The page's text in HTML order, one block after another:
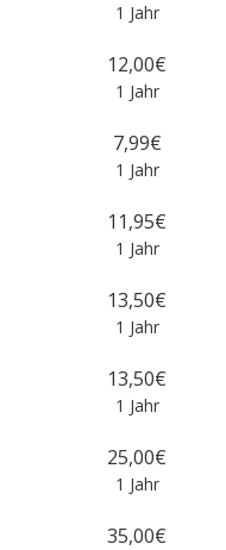
1 Jahr
12,00€
1 Jahr
7,99€
1 Jahr
11,95€
1 Jahr
13,50€
1 Jahr
13,50€
1 Jahr
25,00€
1 Jahr
35,00€